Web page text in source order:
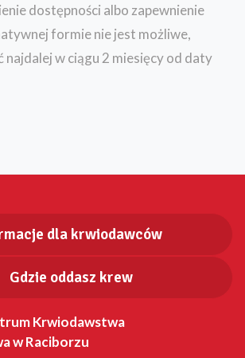
dostępności albo zapewnienie
formie nie jest możliwe,
najdalej w ciągu 2 miesięcy od daty
dla krwiodawców
Gdzie oddasz krew
Krwiodawstwa
w Raciborzu